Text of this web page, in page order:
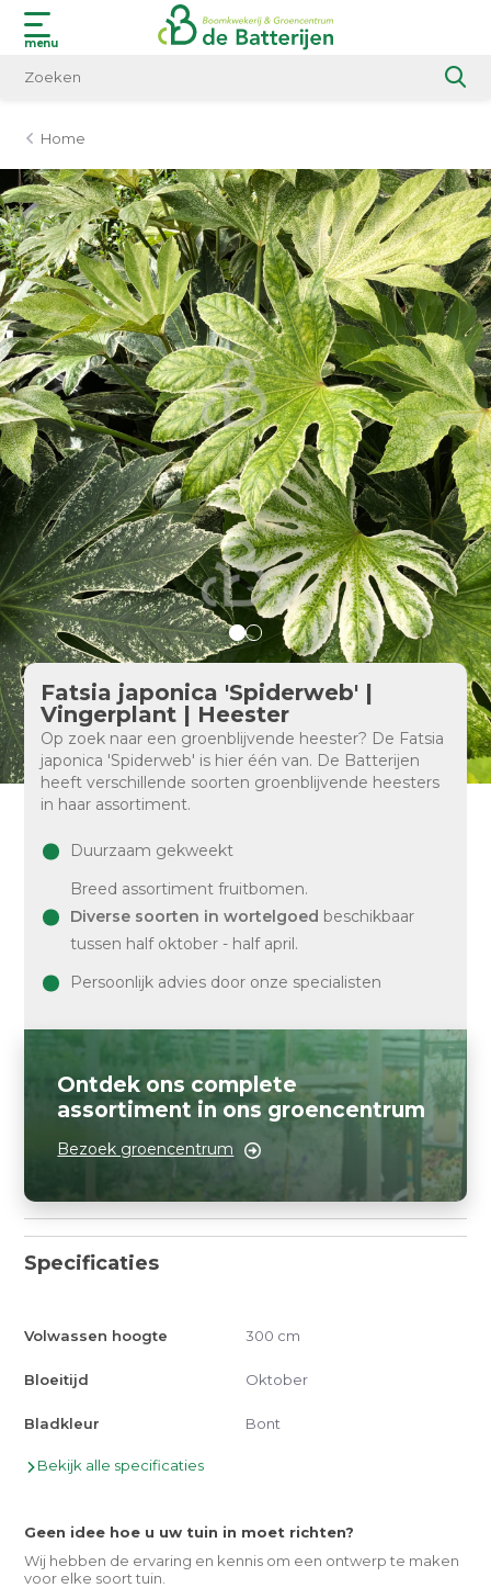
menu
Home
Fatsia japonica 'Spiderweb' |
Vingerplant | Heester
Op zoek naar een groenblijvende heester? De Fatsia
japonica 'Spiderweb' is hier één van. De Batterijen
heeft verschillende soorten groenblijvende heesters
in haar assortiment.
Duurzaam gekweekt
Breed assortiment fruitbomen.
Diverse soorten in wortelgoed beschikbaar
tussen half oktober - half april.
Persoonlijk advies door onze specialisten
Ontdek ons complete
assortiment in ons groencentrum
Bezoek groencentrum
Specificaties
Volwassen hoogte 300 cm
Bloeitijd Oktober
Bladkleur Bont
Bekijk alle specificaties
Geen idee hoe u uw tuin in moet richten?
Wij hebben de ervaring en kennis om een ontwerp te maken
voor elke soort tuin.